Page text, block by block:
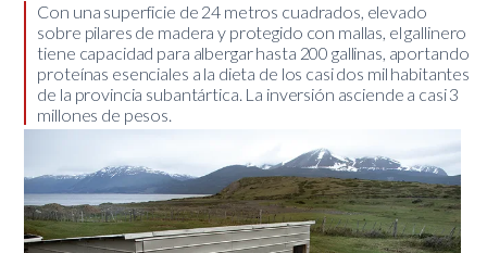
​Con una superficie de 24 metros cuadrados, elevado
sobre pilares de madera y protegido con mallas, el gallinero
tiene capacidad para albergar hasta 200 gallinas, aportando
proteínas esenciales a la dieta de los casi dos mil habitantes
de la provincia subantártica. La inversión asciende a casi 3
millones de pesos.